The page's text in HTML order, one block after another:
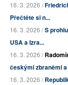
16. 3. 2026 /
Přečtěte si n...
16. 3. 2026 /S
USA a Izra...
16. 3. 2026 /
českými zbraněmi
16. 3. 2026 /